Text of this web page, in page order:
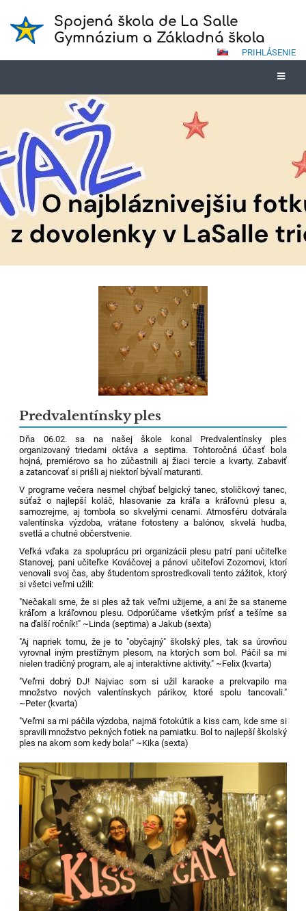
Spojená škola de La Salle
Gymnázium a Základná škola
PRIHLÁSENIE
Predvalentínsky ples
Dňa 06.02. sa na našej škole konal Predvalentínsky ples
organizovaný triedami oktáva a septima. Tohtoročná účasť bola
hojná, premiérovo sa ho zúčastnili aj žiaci tercie a kvarty. Zabaviť
a zatancovať si prišli aj niektorí bývalí maturanti.
V programe večera nesmel chýbať belgický tanec, stoličkový tanec,
súťaž o najlepší koláč, hlasovanie za kráľa a kráľovnú plesu a,
samozrejme, aj tombola so skvelými cenami. Atmosféru dotvárala
valentínska výzdoba, vrátane fotosteny a balónov, skvelá hudba,
svetlá a chutné občerstvenie.
Veľká vďaka za spoluprácu pri organizácii plesu patrí pani učiteľke
Stanovej, pani učiteľke Kováčovej a pánovi učiteľovi Zozomovi, ktorí
venovali svoj čas, aby študentom sprostredkovali tento zážitok, ktorý
si všetci veľmi užili:
"Nečakali sme, že si ples až tak veľmi užijeme, a ani že sa staneme
kráľom a kráľovnou plesu. Odporúčame všetkým prísť a tešíme sa
na ďalší ročník!" ~Linda (septima) a Jakub (sexta)
"Aj napriek tomu, že je to "obyčajný" školský ples, tak sa úrovňou
vyrovnal iným prestížnym plesom, na ktorých som bol. Páčil sa mi
nielen tradičný program, ale aj interaktívne aktivity." ~Felix (kvarta)
"Veľmi dobrý DJ! Najviac som si užil karaoke a prekvapilo ma
množstvo nových valentínskych párikov, ktoré spolu tancovali."
~Peter (kvarta)
"Veľmi sa mi páčila výzdoba, najmä fotokútik a kiss cam, kde sme si
spravili množstvo pekných fotiek na pamiatku. Bol to najlepší školský
ples na akom som kedy bola!" ~Kika (sexta)